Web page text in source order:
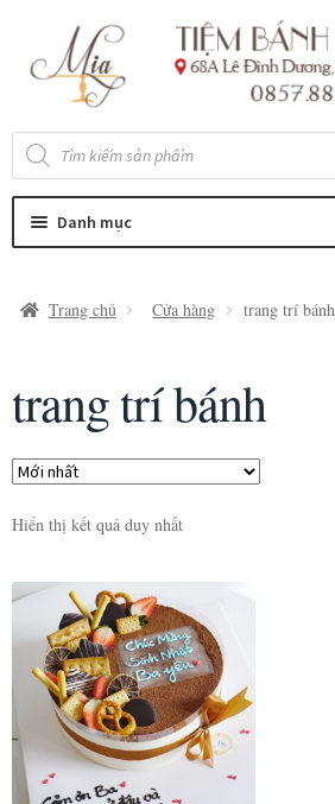
đến
Điều
đến
nội
Tìm
kiếm
sản
Danh mục
Trang chủ Cửa hàng trang trí bánh
trang trí bánh
Hiển thị kết quả duy nhất